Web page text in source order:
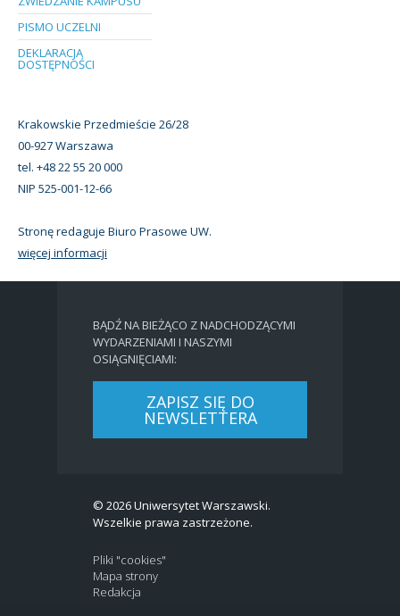
PISMO UCZELNI
DEKLARACJA
DOSTĘPNOŚCI
Krakowskie Przedmieście 26/28
00-927 Warszawa
tel. +48 22 55 20 000
NIP 525-001-12-66
Stronę redaguje Biuro Prasowe UW.
więcej informacji
BĄDŹ NA BIEŻĄCO Z NADCHODZĄCYMI
WYDARZENIAMI I NASZYMI
OSIĄGNIĘCIAMI:
ZAPISZ SIĘ DO
NEWSLETTERA
© 2026 Uniwersytet Warszawski.
Wszelkie prawa zastrzeżone.
Pliki "cookies"
Mapa strony
Redakcja